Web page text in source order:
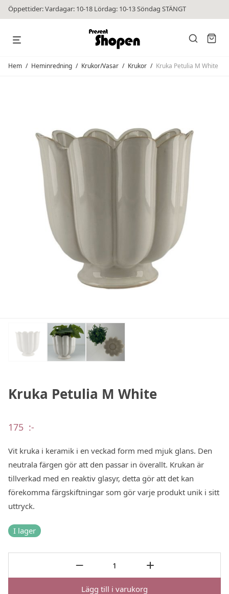
Öppettider: Vardagar: 10-18 Lördag: 10-13 Söndag STÄNGT
Hem / Heminredning / Krukor/Vasar / Krukor / Kruka Petulia M White
Kruka Petulia M White
175 :-
Vit kruka i keramik i en veckad form med mjuk glans. Den
neutrala färgen gör att den passar in överallt. Krukan är
tillverkad med en reaktiv glasyr, detta gör att det kan
förekomma färgskiftningar som gör varje produkt unik i sitt
uttryck.
I lager
Lägg till i varukorg